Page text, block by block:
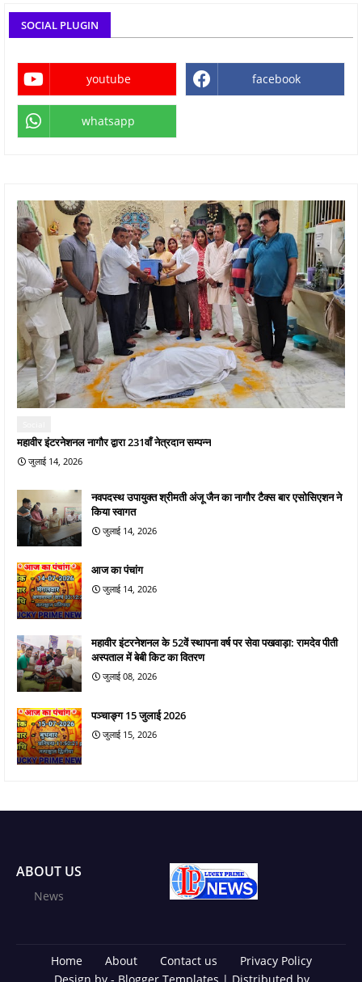
SOCIAL PLUGIN
youtube facebook
whatsapp
महावीर इंटरनेशनल नागौर द्वारा 231वाँ नेत्रदान सम्पन्न
जुलाई 14, 2026
नवपदस्थ उपायुक्त श्रीमती अंजू जैन का नागौर टैक्स बार एसोसिएशन ने
किया स्वागत
जुलाई 14, 2026
आज का पंचांग
जुलाई 14, 2026
महावीर इंटरनेशनल के 52वें स्थापना वर्ष पर सेवा पखवाड़ा: रामदेव पीती
अस्पताल में बेबी किट का वितरण
जुलाई 08, 2026
पञ्चाङ्ग 15 जुलाई 2026
जुलाई 15, 2026
ABOUT US
News
Home About Contact us
Privacy Policy